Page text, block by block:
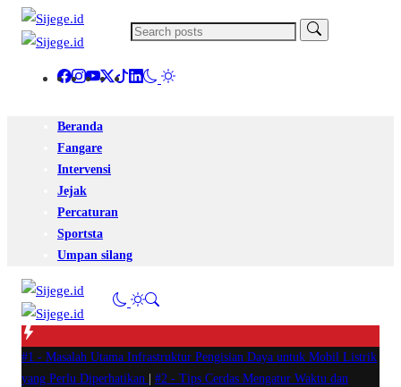
Beranda
Fangare
Intervensi
Jejak
Percaturan
Sportsta
Umpan silang
#1 - Masalah Utama Infrastruktur Pengisian Daya untuk Mobil Listrik
yang Perlu Diperhatikan
#2 - Tips Cerdas Mengatur Waktu dan